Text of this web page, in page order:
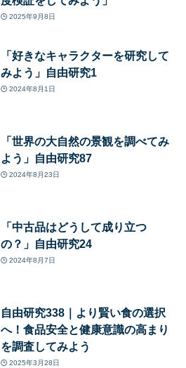
2025年9月8日
「好きなキャラクターを研究して
みよう」自由研究1
2024年8月1日
「世界の大自然の景観を調べてみ
よう」自由研究87
2024年8月23日
「中古品はどうして成り立つ
の？」自由研究24
2024年8月7日
自由研究338｜より賢い食の選択
へ！食品安全と健康意識の高まり
を調査してみよう
2025年3月28日